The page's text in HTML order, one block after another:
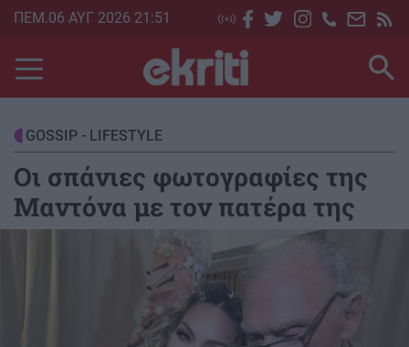
Skip
main
content
ΠΕΜ.06 ΑΥΓ 2026 21:51
GOSSIP - LIFESTYLE
Οι σπάνιες φωτογραφίες της
Μαντόνα με τον πατέρα της